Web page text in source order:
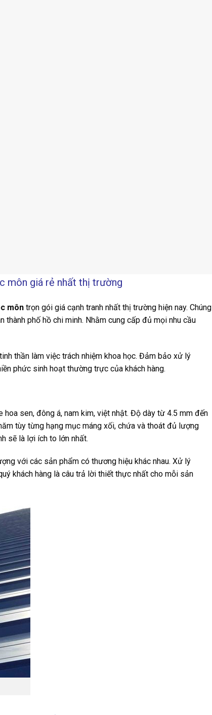
môn giá rẻ nhất thị trường
môn trọn gói giá cạnh tranh nhất thị trường hiện nay. Chúng
phố hồ chi minh. Nhằm cung cấp đủ mọi nhu cầu
thần làm việc trách nhiệm khoa học. Đảm bảo xử lý
phức sinh hoạt thường trực của khách hàng.
hoa sen, đông á, nam kim, việt nhật. Độ dày từ 4.5 mm đến
tùy từng hạng mục máng xối, chứa và thoát đủ lượng
sẽ là lợi ích to lớn nhất.
với các sản phẩm có thương hiệu khác nhau. Xử lý
khách hàng là câu trả lời thiết thực nhất cho mỗi sản